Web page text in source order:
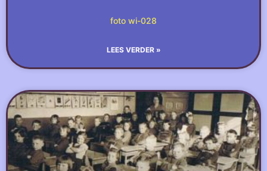
foto wi-028
LEES VERDER »